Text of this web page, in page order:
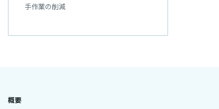
手作業の削減
概要